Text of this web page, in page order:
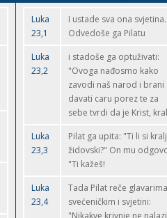
Luka
23,1
I ustade sva ona svjetina.
Odvedoše ga Pilatu
Luka
23,2
i stadoše ga optuživati:
"Ovoga nađosmo kako
zavodi naš narod i brani
davati caru porez te za
sebe tvrdi da je Krist,
Luka
23,3
Pilat ga upita: "Ti li si kralj
židovski?" On mu
"Ti kažeš!
Luka
23,4
Tada Pilat reče glavarima
svećeničkim i svjetini:
"Nikakve krivnje ne